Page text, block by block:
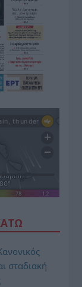
σταδιακή